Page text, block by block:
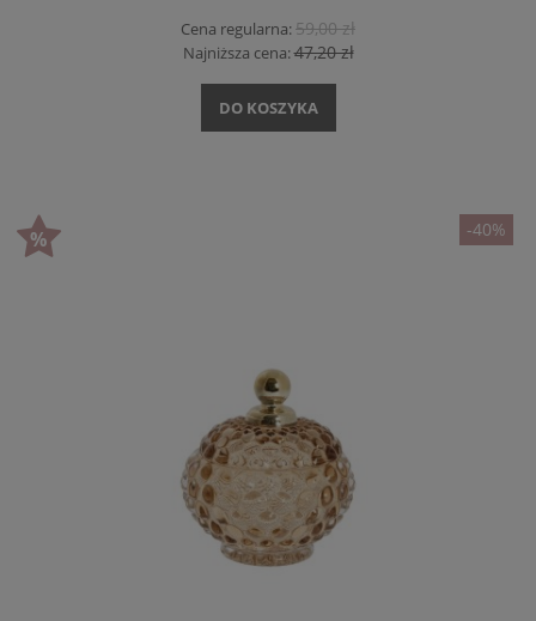
Cena regularna:59,00 zł
Najniższa cena:47,20 zł
DO KOSZYKA
-40%